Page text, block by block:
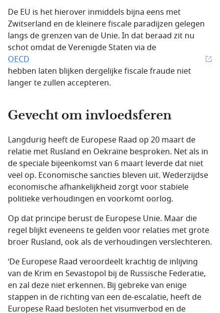
De EU is het hierover inmiddels bijna eens met
Zwitserland en de kleinere fiscale paradijzen gelegen
langs de grenzen van de Unie. In dat beraad zit nu
schot omdat de Verenigde Staten via de
OECD
hebben laten blijken dergelijke fiscale fraude niet
langer te zullen accepteren.
Gevecht om invloedsferen
Langdurig heeft de Europese Raad op 20 maart de
relatie met Rusland en Oekraïne besproken. Net als in
de speciale bijeenkomst van 6 maart leverde dat niet
veel op. Economische sancties bleven uit. Wederzijdse
economische afhankelijkheid zorgt voor stabiele
politieke verhoudingen en voorkomt oorlog.
Op dat principe berust de Europese Unie. Maar die
regel blijkt eveneens te gelden voor relaties met grote
broer Rusland, ook als de verhoudingen verslechteren.
‘De Europese Raad veroordeelt krachtig de inlijving
van de Krim en Sevastopol bij de Russische Federatie,
en zal deze niet erkennen. Bij gebreke van enige
stappen in de richting van een de-escalatie, heeft de
Europese Raad besloten het visumverbod en de